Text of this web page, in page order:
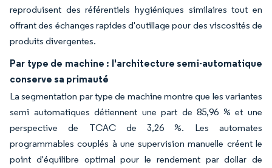
reproduisent des référentiels hygiéniques similaires tout en
offrant des échanges rapides d'outillage pour des viscosités de
produits divergentes.
Par type de machine : l'architecture semi-automatique
conserve sa primauté
La segmentation par type de machine montre que les variantes
semi automatiques détiennent une part de 85,96 % et une
perspective de TCAC de 3,26 %. Les automates
programmables couplés à une supervision manuelle créent le
point d'équilibre optimal pour le rendement par dollar de